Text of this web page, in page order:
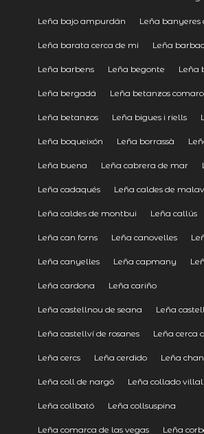
Leña bajo ampurdán Leña banyeres
Leña barata cerca de mi Leña
Leña barbens Leña begonte Leña
Leña bergadá Leña betanzos
Leña betanzos Leña bigues i riells
Leña boqueixón Leña borrassà
Leña buena Leña cabrera de mar
Leña cadaqués Leña caldes de
Leña caldes de montbui Leña callús
Leña can forns Leña canovelles
Leña canyelles Leña capmany
Leña cardona Leña cariño
Leña castellnou de seana Leña
Leña castellví de rosanes Leña cerca
Leña cercs Leña cerdido Leña
Leña coll de nargó Leña collado
Leña collbató Leña collsuspina
Leña comarca de las vegas Leña